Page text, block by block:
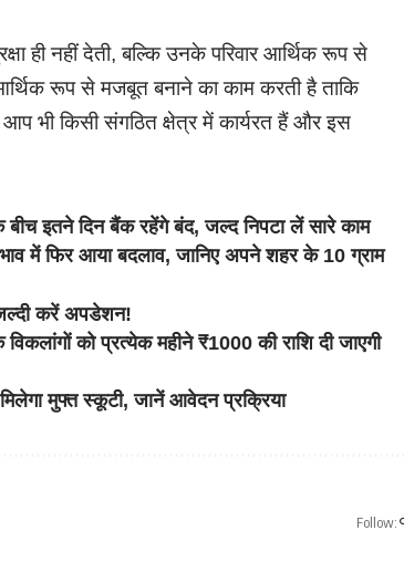
ही नहीं देती, बल्कि उनके परिवार आर्थिक रूप से
रूप से मजबूत बनाने का काम करती है ताकि
भी किसी संगठित क्षेत्र में कार्यरत हैं और इस
इतने दिन बैंक रहेंगे बंद, जल्द निपटा लें सारे काम
में फिर आया बदलाव, जानिए अपने शहर के 10 ग्राम
करें अपडेशन!
को प्रत्येक महीने ₹1000 की राशि दी जाएगी
मुफ्त स्कूटी, जानें आवेदन प्रक्रिया
Follow: